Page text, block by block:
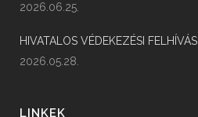
2026.06.25.
HIVATALOS VÉDEKEZÉSI FELHÍVÁS
2026.05.28.
LINKEK